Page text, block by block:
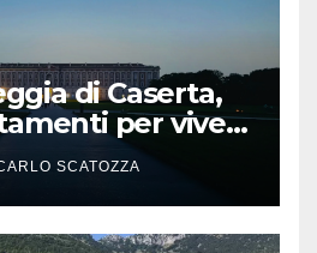
di Caserta,
per vivere
SCATOZZA